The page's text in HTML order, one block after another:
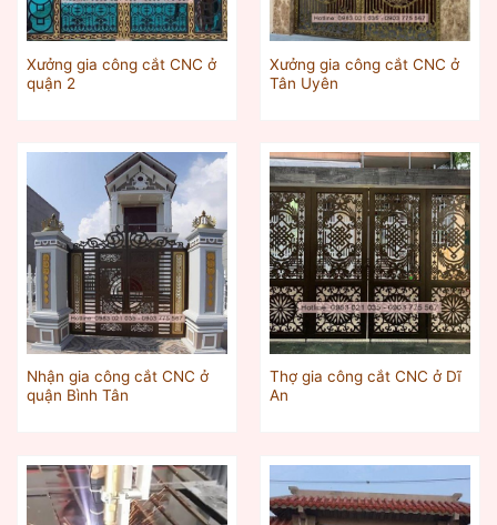
Xưởng gia công cắt CNC ở
quận 2
Xưởng gia công cắt CNC ở
Tân Uyên
Nhận gia công cắt CNC ở
quận Bình Tân
Thợ gia công cắt CNC ở Dĩ
An